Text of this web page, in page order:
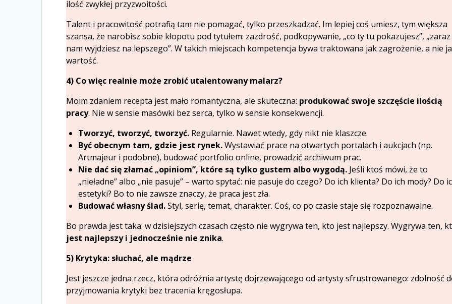
ilość zwykłej przyzwoitości.
Talent i pracowitość potrafią tam nie pomagać, tylko przeszkadzać. Im lepiej coś umiesz, tym większa
szansa, że narobisz sobie kłopotu pod tytułem: zazdrość, podkopywanie, „co ty tu pokazujesz”, „zaraz
nam wyjdziesz na lepszego”. W takich miejscach kompetencja bywa traktowana jak zagrożenie, a nie
wartość.
4) Co więc realnie może zrobić utalentowany malarz?
Moim zdaniem recepta jest mało romantyczna, ale skuteczna: produkować swoje szczęście ilością
pracy. Nie w sensie masówki bez serca, tylko w sensie konsekwencji.
Tworzyć, tworzyć, tworzyć. Regularnie. Nawet wtedy, gdy nikt nie klaszcze.
Być obecnym tam, gdzie jest rynek.Wystawiać prace na otwartych portalach i aukcjach (np.
Artmajeur i podobne), budować portfolio online, prowadzić archiwum prac.
Nie dać się złamać „opiniom”, które są tylko gustem albo wygodą. Jeśli ktoś mówi, że to
„nieładne” albo „nie pasuje” – warto spytać: nie pasuje do czego? Do ich klienta? Do ich mody? Do
estetyki? Bo to nie zawsze znaczy, że praca jest zła.
Budować własny ślad.Styl, serię, temat, charakter. Coś, co po czasie staje się rozpoznawalne.
Bo prawda jest taka: w dzisiejszych czasach często nie wygrywa ten, kto jest najlepszy. Wygrywa ten,
jest najlepszy i jednocześnie nie znika.
5) Krytyka: słuchać, ale mądrze
Jest jeszcze jedna rzecz, która odróżnia artystę dojrzewającego od artysty sfrustrowanego: zdolność
przyjmowania krytyki bez tracenia kręgosłupa.